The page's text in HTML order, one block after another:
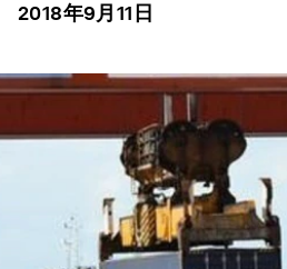
2018年9月11日